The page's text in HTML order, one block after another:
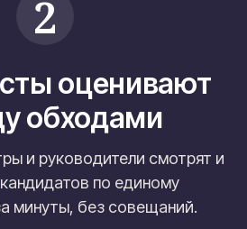
2
оценивают
обходами
и руководители смотрят и
по единому
минуты, без совещаний.